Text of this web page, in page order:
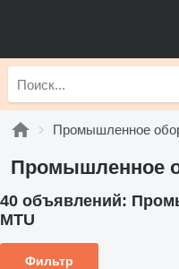
Промышленное
Промышленное
40 объявлений:
MTU
Фильтр